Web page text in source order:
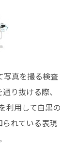
写真を撮る検査
り抜ける際、
利用して白黒の
れている表現